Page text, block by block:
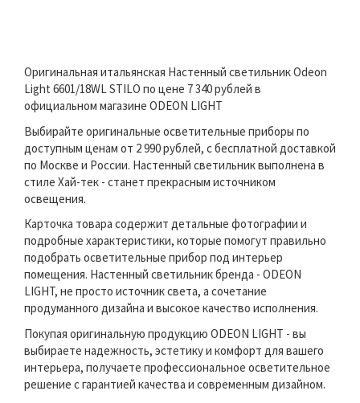
Оригинальная итальянская Настенный светильник Odeon
Light 6601/18WL STILO по цене 7 340 рублей в
официальном магазине ODEON LIGHT
Выбирайте оригинальные осветительные приборы по
доступным ценам от 2 990 рублей, с бесплатной доставкой
по Москве и России. Настенный светильник выполнена в
стиле Хай-тек - станет прекрасным источником
освещения.
Карточка товара содержит детальные фотографии и
подробные характеристики, которые помогут правильно
подобрать осветительные прибор под интерьер
помещения. Настенный светильник бренда - ODEON
LIGHT, не просто источник света, а сочетание
продуманного дизайна и высокое качество исполнения.
Покупая оригинальную продукцию ODEON LIGHT - вы
выбираете надежность, эстетику и комфорт для вашего
интерьера, получаете профессиональное осветительное
решение с гарантией качества и современным дизайном.